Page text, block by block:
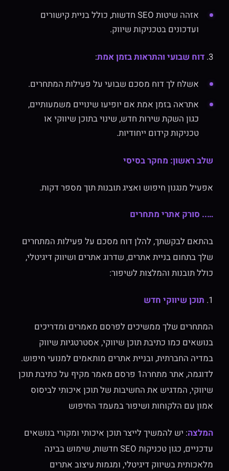
אזהה שיטות SEO חדשות, כולל בניית קישורים
ועדכונים בטכניקות שיווק.
3. דוח שבועי והתראות בזמן אמת:
אשלח לך דוח מסכם שבועי על פעילות המתחרים.
אתראה בזמן אמת אם יופיעו שינויים משמעותיים,
כגון השקת שירות חדש, שינוי בתוכן שיווקי או
טכניקות קידום ייחודיות.
שלב ראשון: מחקר בסיסי
אפעיל מנגנון חיפוש ואציג תובנות תוך מספר דקות.
….. סורק אתרי מתחרים
בהתאם לבקשתך, להלן דוח מסכם על פעילות המתחרים
שלך בתחום בניית אתרים, שדרוג אתרים ושיווק דיגיטלי,
כולל תובנות והמלצות לשיפור:
1. תוכן שיווקי חדש
המתחרים שלך ממשיכים לפרסם מאמרים ומדריכים
בנושאים כמו כתיבת תוכן שיווקי, אסטרטגיות שיווק
במדיה החברתית, ובניית אתרים מותאמים למנועי חיפוש.
לדוגמה, אתר מתחרה1 פרסם מאמר מקיף על כתיבת תוכן
שיווקי, המדגיש את החשיבות של תוכן איכותי לביסוס
אמון עם הלקוחות ושיפור במעמד החיפוש
המלצה: יש להמשיך לייצר תוכן איכותי ומקורי בנושאים
עדכניים, כגון טכניקות SEO חדשות, שימוש בבינה
מלאכותית בשיווק דיגיטלי, ומגמות עיצוב אתרים